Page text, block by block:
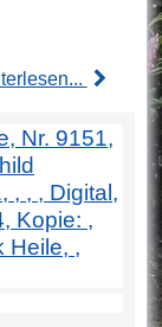
Nr. 9151,
, , , Digital,
Kopie: ,
Heile, ,